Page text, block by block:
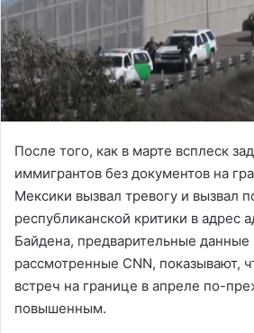
После того, как в марте всплеск
иммигрантов без документов на
Мексики вызвал тревогу и вызвал
республиканской критики в адрес
Байдена, предварительные
рассмотренные CNN, показывают,
встреч на границе в апреле по-
повышенным.